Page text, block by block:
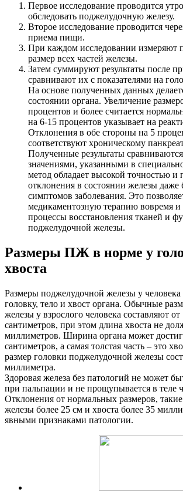
Первое исследование проводится
обследовать поджелудочную железу.
Второе исследование проводится
приема пищи.
При каждом исследовании измеряют
размер всех частей железы.
Затем суммируют результаты после
сравнивают их с показателями на
На основе полученных данных
состоянии органа. Увеличение
процентов и более считается
на 6-15 процентов указывает на
Отклонения в обе стороны на 5
соответствуют хроническому
Полученные результаты
значениями, указанными в
метод обладает высокой точностью и
отклонения в состоянии железы даже
симптомов заболевания. Это
медикаментозную терапию вовремя и
процессы восстановления тканей и
поджелудочной железы.
Размеры ПЖ в норме у
хвоста
Размеры поджелудочной железы у
головку, тело и хвост органа. Обычные
железы у взрослого человека составляют
сантиметров, при этом длина хвоста не
миллиметров. Ширина органа может
сантиметров, а самая толстая часть – это
размер головки поджелудочной железы
миллиметра.
Здоровая железа без патологий не может
при пальпации и не прощупывается в теле
Отклонения от нормальных размеров, такие
железы более 25 см и хвоста более 35
явными признаками патологии.